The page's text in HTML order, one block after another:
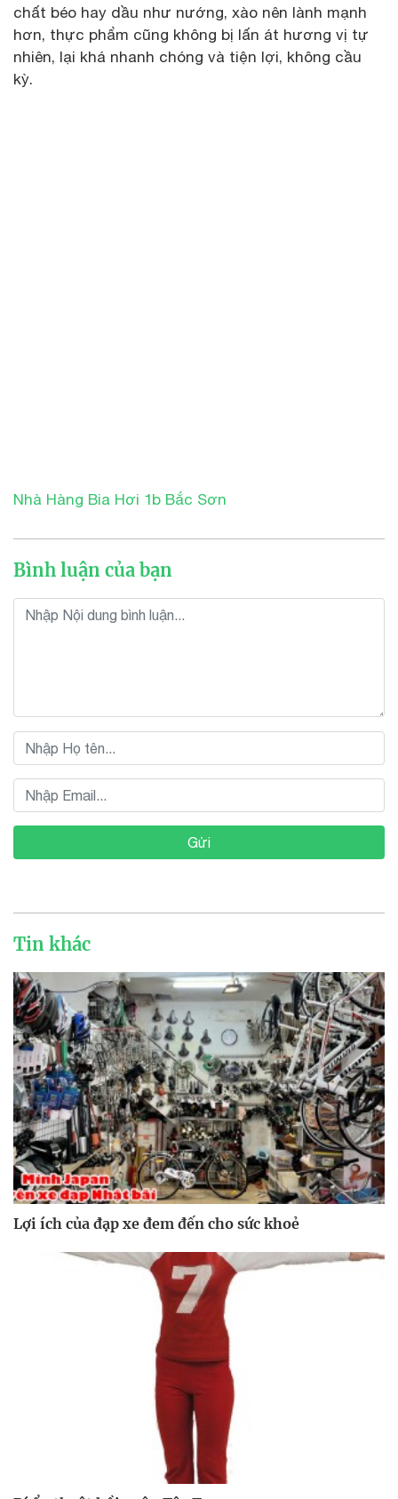
chất béo hay dầu như nướng, xào nên lành mạnh
hơn, thực phẩm cũng không bị lấn át hương vị tự
nhiên, lại khá nhanh chóng và tiện lợi, không cầu
kỳ.
Nhà Hàng Bia Hơi 1b Bắc Sơn
Bình luận của bạn
Gửi
Tin khác
Lợi ích của đạp xe đem đến cho sức khoẻ